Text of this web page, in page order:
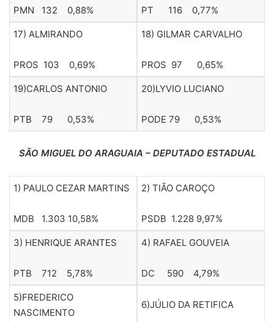
PMN 132 0,88% PT 116 0,77%
17) ALMIRANDO
PROS 103 0,69%
18) GILMAR CARVALHO
PROS 97 0,65%
19)CARLOS ANTONIO
PTB 79 0,53%
20)LYVIO LUCIANO
PODE 79 0,53%
SÃO MIGUEL DO ARAGUAIA – DEPUTADO ESTADUAL
1) PAULO CEZAR MARTINS
MDB 1.303 10,58%
2) TIÃO CAROÇO
PSDB 1.228 9,97%
3) HENRIQUE ARANTES
PTB 712 5,78%
4) RAFAEL GOUVEIA
DC 590 4,79%
5)FREDERICO
NASCIMENTO
6)JÚLIO DA RETIFICA